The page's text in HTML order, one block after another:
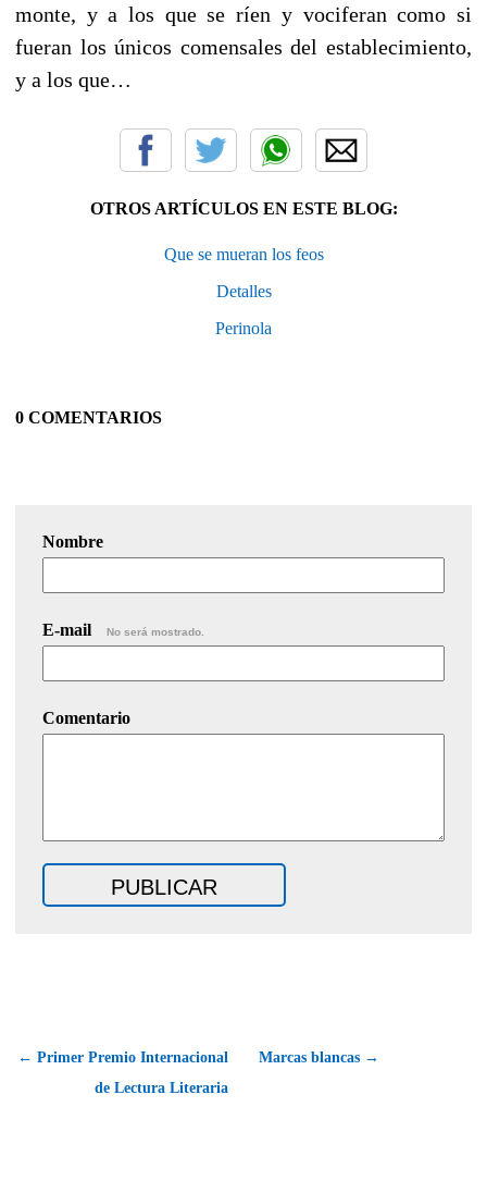
monte, y a los que se ríen y vociferan como si
fueran los únicos comensales del establecimiento,
y a los que…
OTROS ARTÍCULOS EN ESTE BLOG:
Que se mueran los feos
Detalles
Perinola
0 COMENTARIOS
Nombre
E-mail No será mostrado.
Comentario
← Primer Premio Internacional
de Lectura Literaria
Marcas blancas →